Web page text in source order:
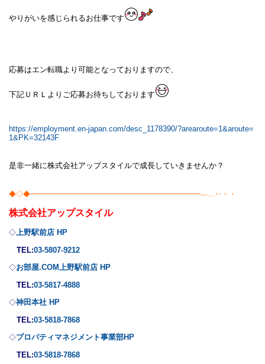
やりがいを感じられるお仕事です
応募はエン転職より可能となっておりますので、
下記ＵＲＬよりご応募お待ちしております
https://employment.en-japan.com/desc_1178390/?arearoute=1&aroute=
1&PK=32143F
是非一緒に株式会社アップスタイルで成長していきませんか？
◆◇◆━━━━━━━━━━━━━━━━━━━━━━━━―…‥・・
株式会社アップスタイル
◇ 上野駅前店 HP
TEL:03-5807-9212
◇お部屋.COM上野駅前店 HP
TEL:03-5817-4888
◇神田本社 HP
TEL:03-5818-7868
◇プロパティマネジメント事業部HP
TEL:03-5818-7868